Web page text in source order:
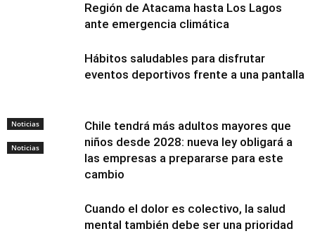
Noticias
Región de Atacama hasta Los Lagos
ante emergencia climática
Noticias
Hábitos saludables para disfrutar
eventos deportivos frente a una pantalla
Chile tendrá más adultos mayores que
niños desde 2028: nueva ley obligará a
las empresas a prepararse para este
cambio
Cuando el dolor es colectivo, la salud
mental también debe ser una prioridad